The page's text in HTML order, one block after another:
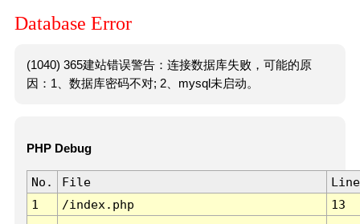
Database Error
(1040) 365建站错误警告：连接数据库失败，可能的原
因：1、数据库密码不对; 2、mysql未启动。
PHP Debug
No. File
Line
1
/index.php 13